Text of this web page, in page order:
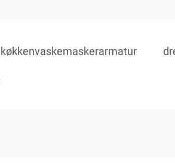
køkkenvaskemaskerarmatur